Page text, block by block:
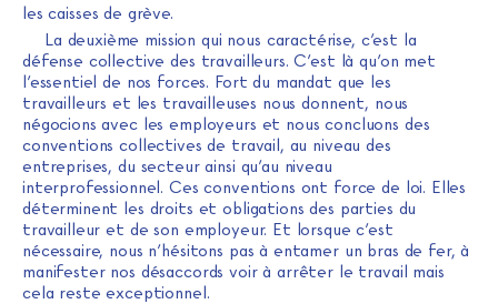
les caisses de grève.
La deuxième mission qui nous caractérise, c’est la
défense collective des travailleurs. C’est là qu’on met
l’essentiel de nos forces. Fort du mandat que les
travailleurs et les travailleuses nous donnent, nous
négocions avec les employeurs et nous concluons des
conventions collectives de travail, au niveau des
entreprises, du secteur ainsi qu’au niveau
interprofessionnel. Ces conventions ont force de loi. Elles
déterminent les droits et obligations des parties du
travailleur et de son employeur. Et lorsque c’est
nécessaire, nous n’hésitons pas à entamer un bras de fer, à
manifester nos désaccords voir à arrêter le travail mais
cela reste exceptionnel.